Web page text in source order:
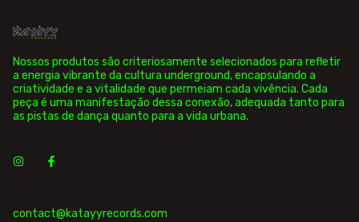
Nossos produtos são criteriosamente selecionados para refletir
a energia vibrante da cultura underground, encapsulando a
criatividade e a vitalidade que permeiam cada vivência. Cada
peça é uma manifestação dessa conexão, adequada tanto para
as pistas de dança quanto para a vida urbana.
contact@katayyrecords.com